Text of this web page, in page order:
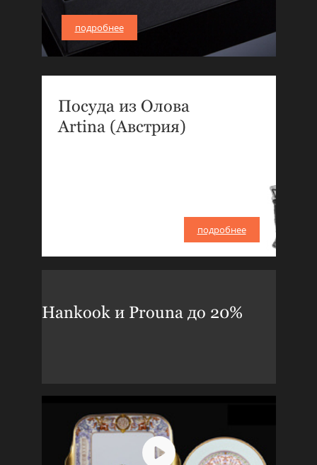
подробнее
Посуда из Олова
Artina (Австрия)
подробнее
Hankook и Prouna до 20%